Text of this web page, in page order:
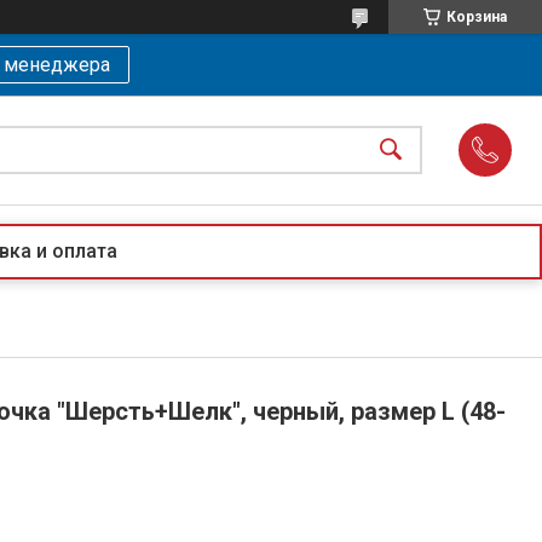
Корзина
менеджера
и оплата
"Шерсть+Шелк", черный, размер L (48-